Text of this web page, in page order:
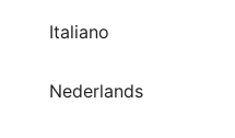
Italiano
Nederlands